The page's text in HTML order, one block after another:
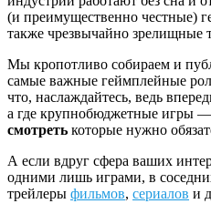
(и преимущественно честные)
также чрезвычайно зрелищные
Мы кропотливо собираем и
самые важные геймплейные
что, наслаждайтесь, ведь
а где крупнобюджетные игры
смотреть которые нужно
А если вдруг сфера ваших
одними лишь играми, в
трейлеры фильмов, сериалов и